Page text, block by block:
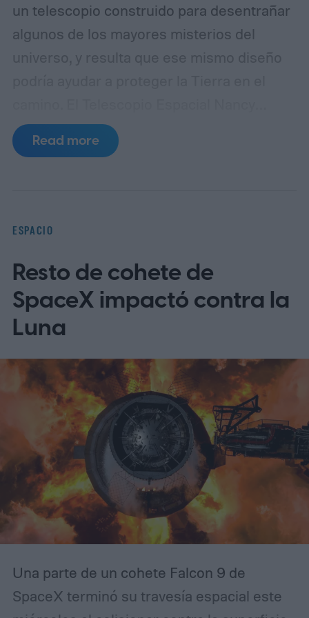
un telescopio construido para desentrañar
algunos de los mayores misterios del
universo, y resulta que ese mismo diseño
Grace Roman está programado para
despegar desde el Centro Espacial
y la expansión cósmica. Los investigadores
afirman ahora que su diseño único también
lo hace inesperadamente eficaz para
detectar asteroides peligrosos que se
dirigen hacia nosotros (según MIT
Technology Review).
Read more
ESPACIO
Resto de cohete de
SpaceX impactó contra la
Luna
Una parte de un cohete Falcon 9 de
SpaceX terminó su travesía espacial este